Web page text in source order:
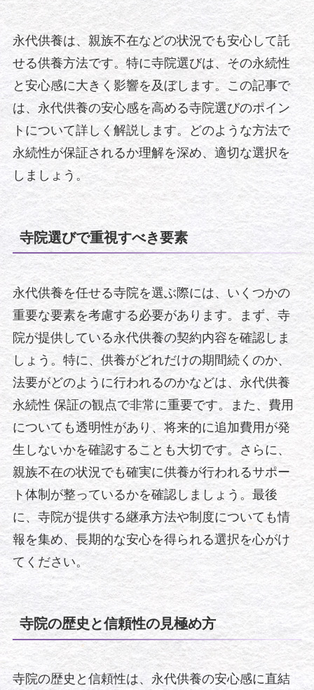
永代供養は、親族不在などの状況でも安心して託
せる供養方法です。特に寺院選びは、その永続性
と安心感に大きく影響を及ぼします。この記事で
は、永代供養の安心感を高める寺院選びのポイン
トについて詳しく解説します。どのような方法で
永続性が保証されるか理解を深め、適切な選択を
しましょう。
寺院選びで重視すべき要素
永代供養を任せる寺院を選ぶ際には、いくつかの
重要な要素を考慮する必要があります。まず、寺
院が提供している永代供養の契約内容を確認しま
しょう。特に、供養がどれだけの期間続くのか、
法要がどのように行われるのかなどは、永代供養
永続性 保証の観点で非常に重要です。また、費用
についても透明性があり、将来的に追加費用が発
生しないかを確認することも大切です。さらに、
親族不在の状況でも確実に供養が行われるサポー
ト体制が整っているかを確認しましょう。最後
に、寺院が提供する継承方法や制度についても情
報を集め、長期的な安心を得られる選択を心がけ
てください。
寺院の歴史と信頼性の見極め方
寺院の歴史と信頼性は、永代供養の安心感に直結